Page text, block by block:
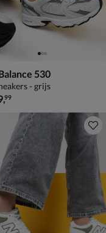
530
- grijs
79,99
,99